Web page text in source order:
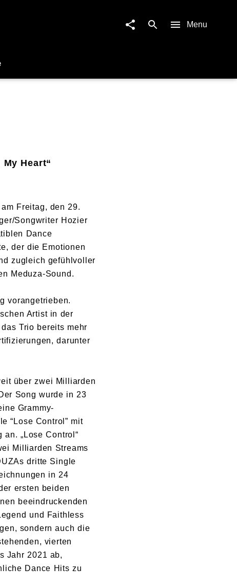
Menu
Heart“
Freitag, den 29.
Songwriter Hozier
Dance
der die Emotionen
zugleich gefühlvoller
Meduza-Sound.
vorangetrieben.
Artist in der
Trio bereits mehr
darunter
über zwei Milliarden
Song wurde in 23
Grammy-
“Lose Control” mit
„Lose Control“
Milliarden Streams
dritte Single
in 24
ersten beiden
beeindruckenden
und Faithless
sondern auch die
vierten
Jahr 2021 ab,
Dance Hits zu